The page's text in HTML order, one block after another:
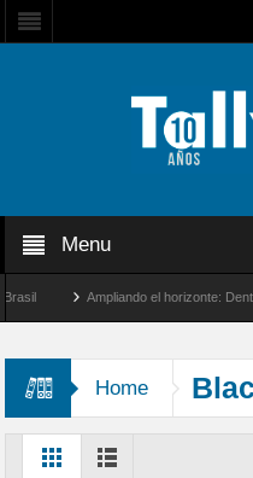
Menu
Ampliando el horizonte: Dentro
Home